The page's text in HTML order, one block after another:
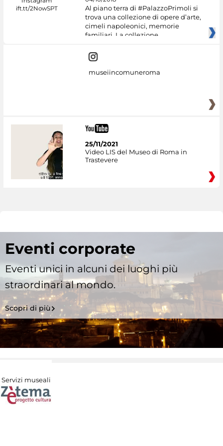
Al piano terra di #PalazzoPrimoli si
trova una collezione di opere d’arte,
cimeli napoleonici, memorie
familiari. La collezione
museiincomuneroma
25/11/2021
Video LIS del Museo di Roma in
Trastevere
Eventi corporate
Eventi unici in alcuni dei luoghi più
straordinari al mondo.
Scopri di più
Servizi museali